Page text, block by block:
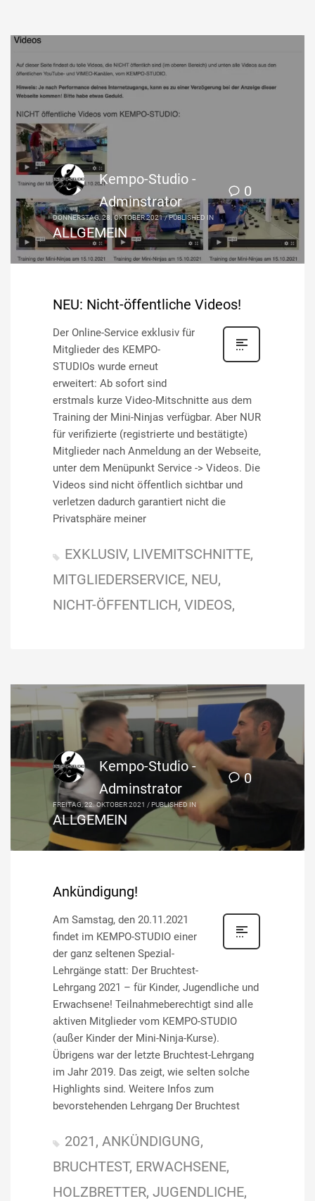
0
Kempo-Studio -
Adminstrator
DONNERSTAG, 28. OKTOBER 2021/PUBLISHED IN
ALLGEMEIN
NEU: Nicht-öffentliche Videos!
Der Online-Service exklusiv für
Mitglieder des KEMPO-
STUDIOs wurde erneut
erweitert: Ab sofort sind
erstmals kurze Video-Mitschnitte aus dem
Training der Mini-Ninjas verfügbar. Aber NUR
für verifizierte (registrierte und bestätigte)
Mitglieder nach Anmeldung an der Webseite,
unter dem Menüpunkt Service -> Videos. Die
Videos sind nicht öffentlich sichtbar und
verletzen dadurch garantiert nicht die
Privatsphäre meiner
EXKLUSIV LIVEMITSCHNITTE
MITGLIEDERSERVICE NEU
NICHT-ÖFFENTLICH VIDEOS
0
Kempo-Studio -
Adminstrator
FREITAG, 22. OKTOBER 2021 /PUBLISHED IN
ALLGEMEIN
Ankündigung!
Am Samstag, den 20.11.2021
findet im KEMPO-STUDIO einer
der ganz seltenen Spezial-
Lehrgänge statt: Der Bruchtest-
Lehrgang 2021 – für Kinder, Jugendliche und
Erwachsene! Teilnahmeberechtigt sind alle
aktiven Mitglieder vom KEMPO-STUDIO
(außer Kinder der Mini-Ninja-Kurse).
Übrigens war der letzte Bruchtest-Lehrgang
im Jahr 2019. Das zeigt, wie selten solche
Highlights sind. Weitere Infos zum
bevorstehenden Lehrgang Der Bruchtest
2021 ANKÜNDIGUNG
BRUCHTEST ERWACHSENE
HOLZBRETTER JUGENDLICHE